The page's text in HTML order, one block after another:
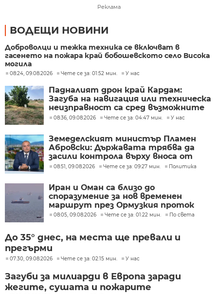
Реклама
ВОДЕЩИ НОВИНИ
Доброволци и тежка техника се включват в
гасенето на пожара край бобошевското село Висока
могила
08:24, 09.08.2026 Чете се за: 01:52 мин. У нас
Падналият дрон край Кардам:
Загуба на навигация или техническа
неизправност са сред възможните
причини
08:36, 09.08.2026 Чете се за: 04:47 мин. У нас
Земеделският министър Пламен
Абровски: Държавата трябва да
засили контрола върху вноса от
трети страни
08:51, 09.08.2026 Чете се за: 09:27 мин. Политика
Иран и Оман са близо до
споразумение за нов временен
маршрут през Ормузкия проток
08:05, 09.08.2026 Чете се за: 01:22 мин. По света
До 35° днес, на места ще превали и
прегърми
07:30, 09.08.2026 Чете се за: 02:15 мин. У нас
Загуби за милиарди в Европа заради
жегите, сушата и пожарите